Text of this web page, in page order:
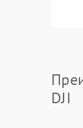
DJI